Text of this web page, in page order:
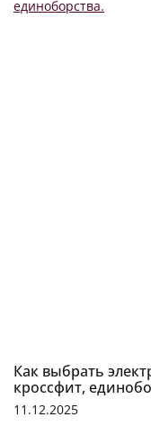
Как выбрать
кроссфит,
11.12.2025